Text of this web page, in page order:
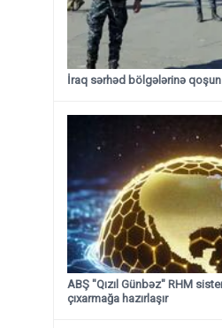
İraq sərhəd bölgələrinə
ABŞ "Qızıl Günbəz" RHM
çıxarmağa hazırlaşır